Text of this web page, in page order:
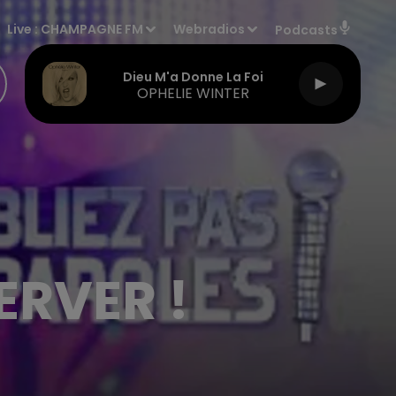
Live :CHAMPAGNE FM Webradios Podcasts
Dieu M'a Donne La Foi
OPHELIE WINTER
!